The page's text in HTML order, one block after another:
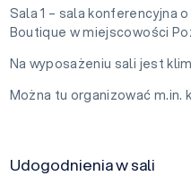
Sala 1 – sala konferencyjna
Boutique w miejscowości
Na wyposażeniu sali jest
Można tu organizować m.in.
Udogodnienia w sali